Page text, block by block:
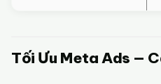
Tối Ưu Meta Ads —